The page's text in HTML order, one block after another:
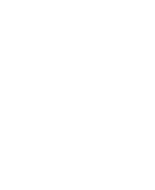
à paulista, o bauru, o bolovo e o
restaurantes mais populares da
Zelão, o Restaurante Praiano, o
Bar e o Cena Restaurante.